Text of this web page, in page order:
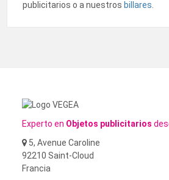
publicitarios o a nuestros billares.
Experto en Objetos publicitarios
5, Avenue Caroline
92210 Saint-Cloud
Francia